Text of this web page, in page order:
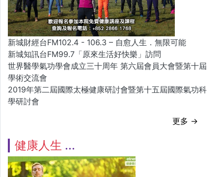
新城財經台FM102.4 - 106.3 – 自愈人生．無限可能
新城知訊台FM99.7「原來生活好快樂」訪問
世界醫學氣功學會成立三十周年 第六屆會員大會暨第十屆
學術交流會
2019年第二屆國際太極健康研討會暨第十五屆國際氣功科
學研討會
更多 →
健康人生